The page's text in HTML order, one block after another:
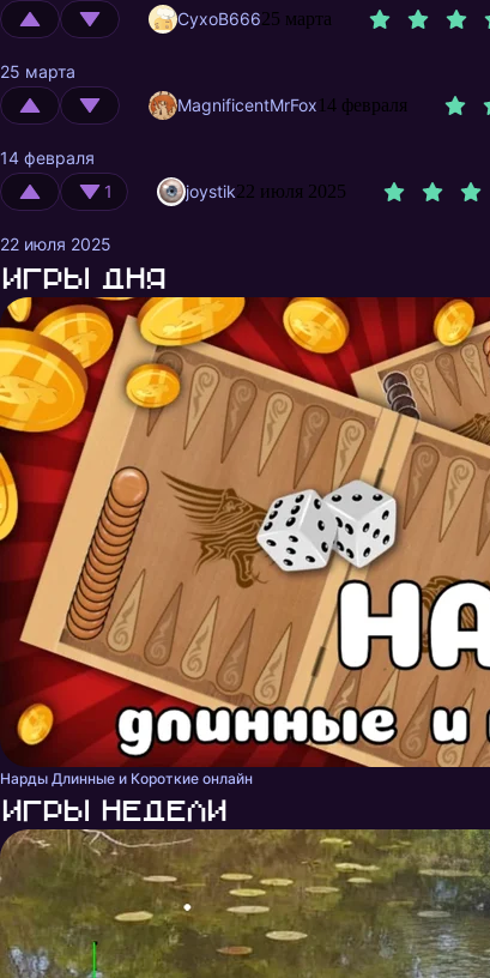
CyxoB66625 марта
25 марта
MagnificentMrFox 14 февраля
14 февраля
1
joystik22 июля 2025
22 июля 2025
Игры дня
Нарды Длинные и Короткие онлайн
Игры недели